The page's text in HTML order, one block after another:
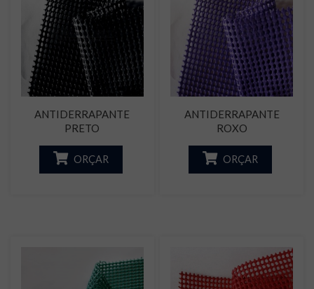
ANTIDERRAPANTE
PRETO
ORÇAR
ANTIDERRAPANTE
ROXO
ORÇAR